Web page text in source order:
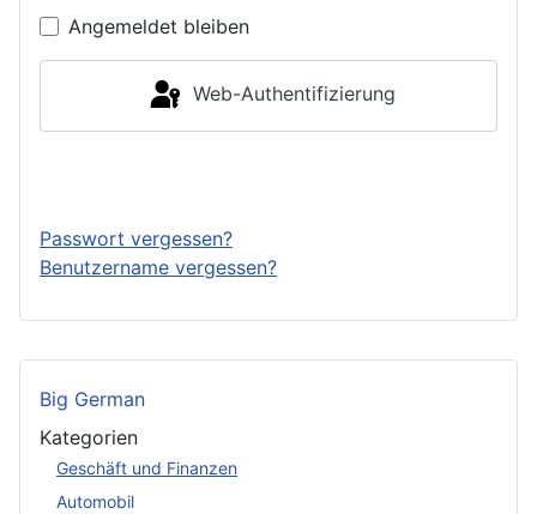
Big German
Kategorien
Geschäft und Finanzen
Automobil
Angemeldet bleiben
Web-Authentifizierung
Passwort vergessen?
Benutzername vergessen?